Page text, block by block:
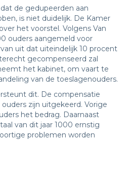
de gedupeerden aan
is niet duidelijk. De Kamer
het voorstel. Volgens Van
ouders aangemeld voor
uit dat uiteindelijk 10 procent
gecompenseerd zal
het kabinet, om vaart te
van de toeslagenouders.
dit. De compensatie
zijn uitgekeerd. Vorige
het bedrag. Daarnaast
van dit jaar 1000 ernstig
problemen worden